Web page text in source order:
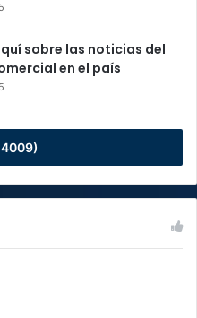
sobre las noticias del
en el país